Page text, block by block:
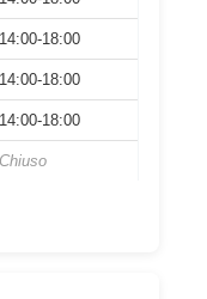
14:00-18:00
14:00-18:00
14:00-18:00
Chiuso